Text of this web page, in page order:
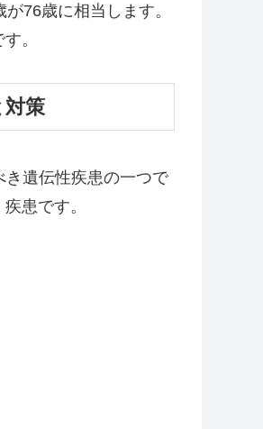
76歳に相当します。
。
対策
遺伝性疾患の一つで
患です。